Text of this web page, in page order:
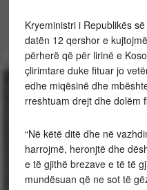
Kryeministri i Republikës
datën 12 qershor e
përherë që për lirinë e
çlirimtare duke fituar jo
edhe miqësinë dhe
rreshtuam drejt dhe dolëm
“Në këtë ditë dhe në
harrojmë, heronjtë dhe
e të gjithë brezave e të të
mundësuan që ne sot të